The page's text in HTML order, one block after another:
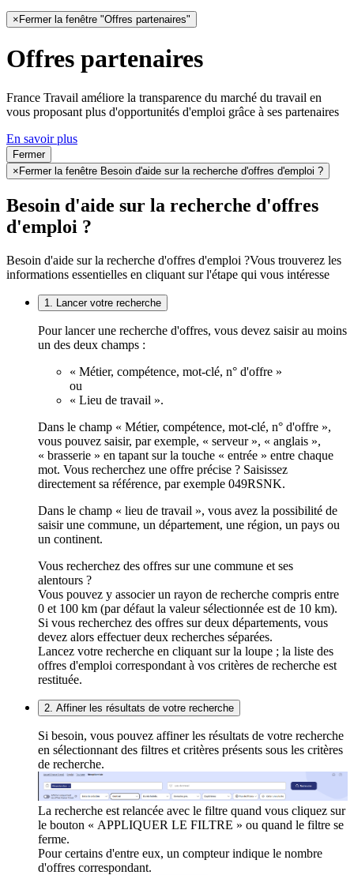
× Fermer la fenêtre "Offres partenaires"
Offres partenaires
France Travail améliore la transparence du marché du travail en
vous proposant plus d'opportunités d'emploi grâce à ses partenaires
En savoir plus
Fermer
× Fermer la fenêtre Besoin d'aide sur la recherche d'offres d'emploi ?
Besoin d'aide sur la recherche d'offres
d'emploi ?
Besoin d'aide sur la recherche d'offres d'emploi ?Vous trouverez les
informations essentielles en cliquant sur l'étape qui vous intéresse
1. Lancer votre recherche
Pour lancer une recherche d'offres, vous devez saisir au moins
un des deux champs :
« Métier, compétence, mot-clé, n° d'offre »
ou
« Lieu de travail ».
Dans le champ « Métier, compétence, mot-clé, n° d'offre »,
vous pouvez saisir, par exemple, « serveur », « anglais »,
« brasserie » en tapant sur la touche « entrée » entre chaque
mot. Vous recherchez une offre précise ? Saisissez
directement sa référence, par exemple 049RSNK.
Dans le champ « lieu de travail », vous avez la possibilité de
saisir une commune, un département, une région, un pays ou
un continent.
Vous recherchez des offres sur une commune et ses
alentours ?
Vous pouvez y associer un rayon de recherche compris entre
0 et 100 km (par défaut la valeur sélectionnée est de 10 km).
Si vous recherchez des offres sur deux départements, vous
devez alors effectuer deux recherches séparées.
Lancez votre recherche en cliquant sur la loupe ; la liste des
offres d'emploi correspondant à vos critères de recherche est
restituée.
2. Affiner les résultats de votre recherche
Si besoin, vous pouvez affiner les résultats de votre recherche
en sélectionnant des filtres et critères présents sous les critères
de recherche.
La recherche est relancée avec le filtre quand vous cliquez sur
le bouton « APPLIQUER LE FILTRE » ou quand le filtre se
ferme.
Pour certains d'entre eux, un compteur indique le nombre
d'offres correspondant.